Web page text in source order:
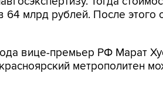
64 млрд рублей. После
вице-премьер РФ Марат
метрополитен